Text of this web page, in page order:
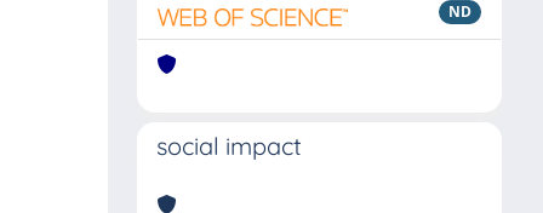
ND
social impact